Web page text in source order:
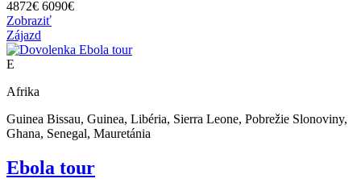
4872€ 6090€
Zobraziť
Zájazd
E
Afrika
Guinea Bissau, Guinea, Libéria, Sierra Leone, Pobrežie Slonoviny,
Ghana, Senegal, Mauretánia
Ebola tour